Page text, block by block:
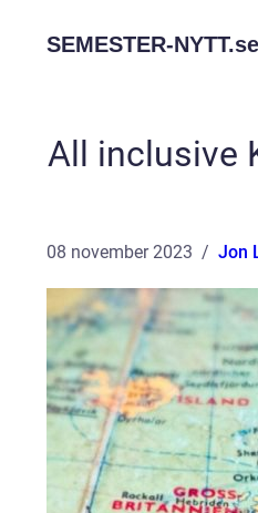
SEMESTER-NYTT.se
All inclusive
08 november 2023 Jon